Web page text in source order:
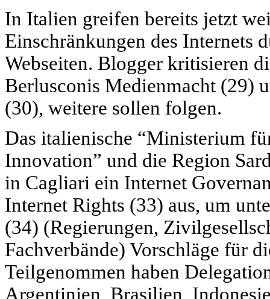
In Italien greifen bereits jetzt
Einschränkungen des Internets
Webseiten. Blogger kritisieren
Berlusconis Medienmacht (29)
(30), weitere sollen folgen.
Das italienische “Ministerium
Innovation” und die Region
in Cagliari ein Internet
Internet Rights (33) aus, um
(34) (Regierungen,
Fachverbände) Vorschläge für
Teilgenommen haben
Argentinien, Brasilien,